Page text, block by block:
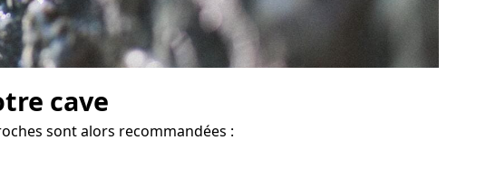
cave
sont alors recommandées :